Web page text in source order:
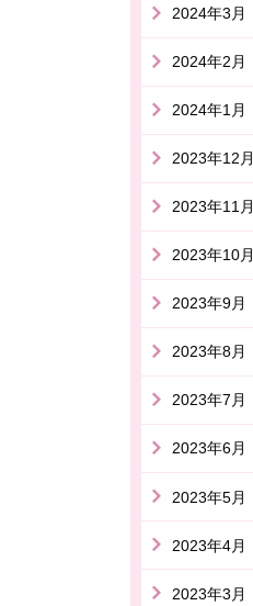
2024年3月
2024年2月
2024年1月
2023年12月
2023年11月
2023年10月
2023年9月
2023年8月
2023年7月
2023年6月
2023年5月
2023年4月
2023年3月